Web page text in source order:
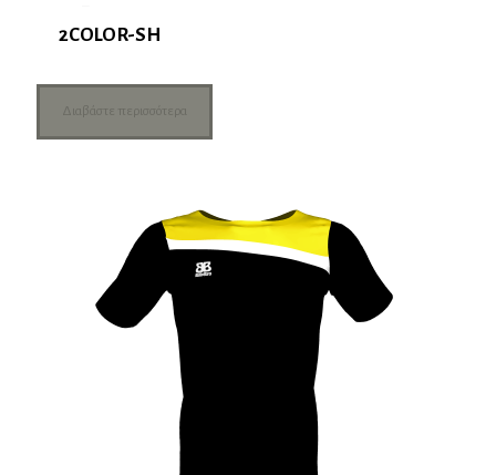
2COLOR-SH
Διαβάστε περισσότερα